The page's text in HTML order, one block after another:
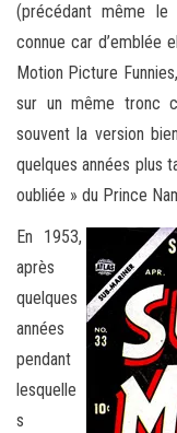
(précédant même le
connue car d’emblée
Motion Picture
sur un même tronc
souvent la version
quelques années plus
oubliée » du Prince
En 1953,
après
quelques
années
pendant
lesquelle
s